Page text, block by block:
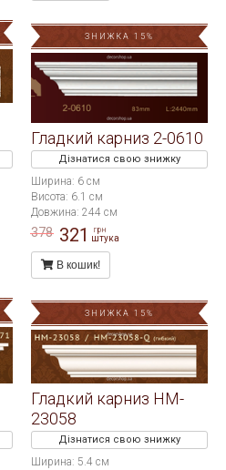
ЗНИЖКА 15%
Гладкий карниз 2-0610
Дізнатися свою знижку
Ширина: 6 см
Висота: 6.1 см
Довжина: 244 см
378 321 грн
штука
В кошик!
ЗНИЖКА 15%
Гладкий карниз HM-
23058
Дізнатися свою знижку
Ширина: 5.4 см